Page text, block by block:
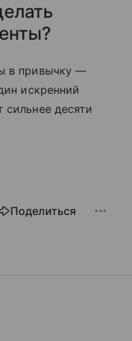
в привычку —
искренний
десяти
Поделиться